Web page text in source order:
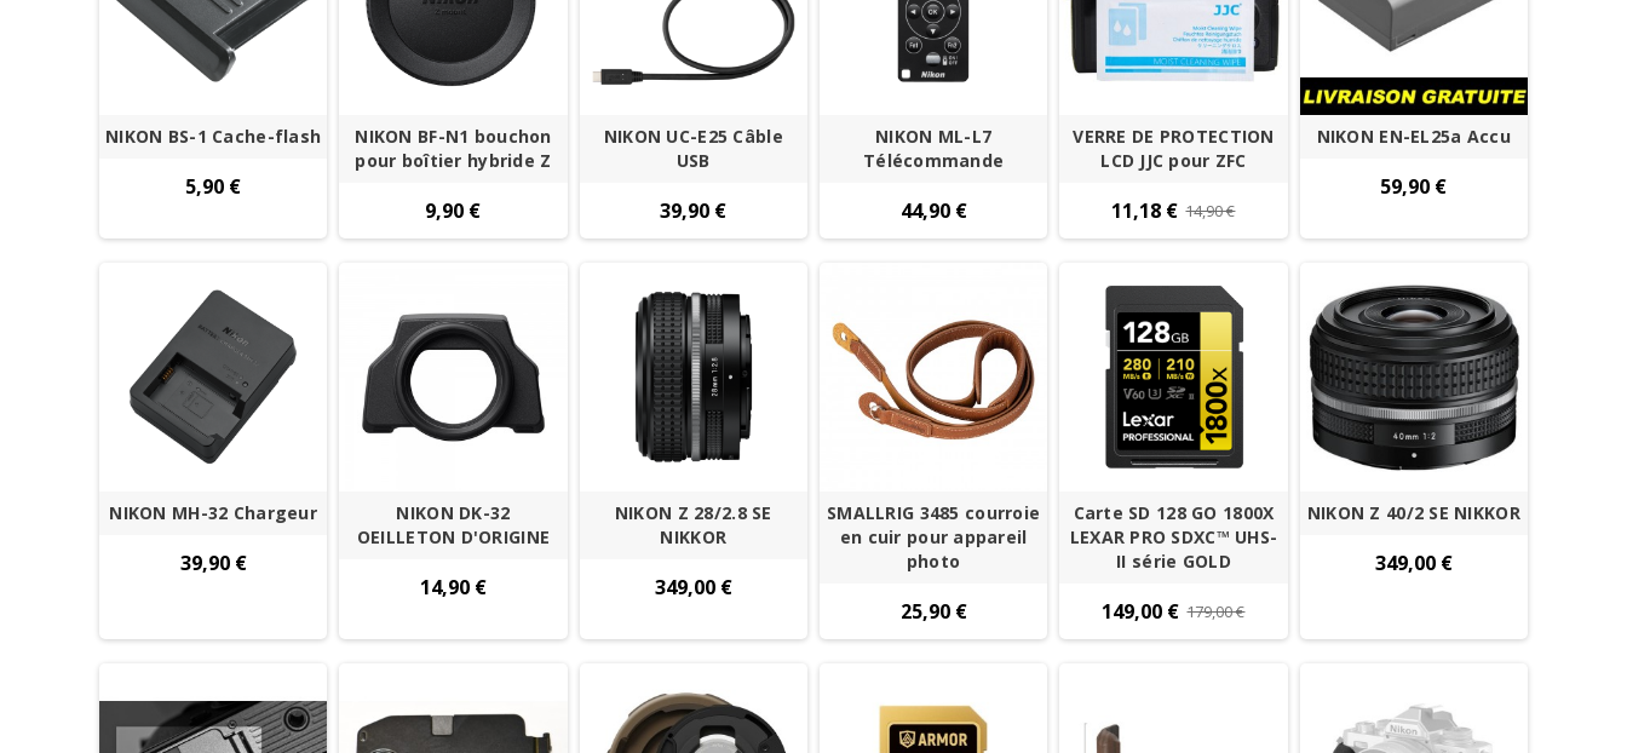
NIKON BS-1 Cache-flash
5,90 €
NIKON BF-N1 bouchon
pour boîtier hybride Z
9,90 €
NIKON UC-E25 Câble
USB
39,90 €
NIKON ML-L7
Télécommande
44,90 €
VERRE DE PROTECTION
LCD JJC pour ZFC
11,18 € 14,90 €
NIKON EN-EL25a Accu
59,90 €
NIKON MH-32 Chargeur
39,90 €
NIKON DK-32
OEILLETON D'ORIGINE
14,90 €
NIKON Z 28/2.8 SE
NIKKOR
349,00 €
SMALLRIG 3485 courroie
en cuir pour appareil
photo
25,90 €
Carte SD 128 GO 1800X
LEXAR PRO SDXC™ UHS-
II série GOLD
149,00 € 179,00 €
NIKON Z 40/2 SE NIKKOR
349,00 €